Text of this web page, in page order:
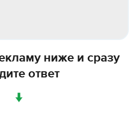
ниже и сразу
ответ
↓